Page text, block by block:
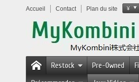
Accueil Contact Plan du site ¥
Restock Pre-Owned